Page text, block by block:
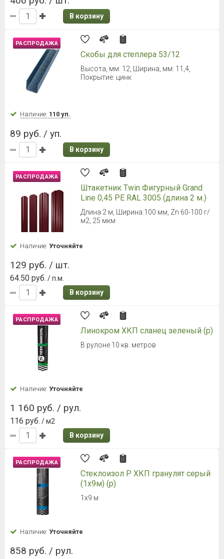
В корзину
РАСПРОДАЖА
Скобы для степлера 53/12
Высота, мм: 12, Ширина, мм: 11,4,
Покрытие: цинк
Наличие: 110 уп.
89 руб. / уп.
В корзину
РАСПРОДАЖА
Штакетник Twin Фигурный Grand
Line 0,45 PE RAL 3005 (длина 2 м.)
Длина 2 м, Ширина:100 мм, Zn 60-100 г/
м2, 25 мкм
Наличие: Уточняйте
129 руб. / шт.
64.50 руб. / п.м.
В корзину
РАСПРОДАЖА
Линокром ХКП сланец зеленый (р)
В рулоне 10 кв. метров
Наличие: Уточняйте
1 160 руб. / рул.
116 руб. / м2
В корзину
РАСПРОДАЖА
Стеклоизол Р ХКП гранулят серый
(1х9м) (р)
1х9 м
Наличие: Уточняйте
858 руб. / рул.